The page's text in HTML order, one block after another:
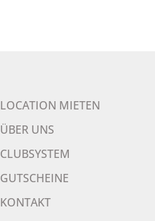
LOCATION MIETEN
ÜBER UNS
CLUBSYSTEM
GUTSCHEINE
KONTAKT